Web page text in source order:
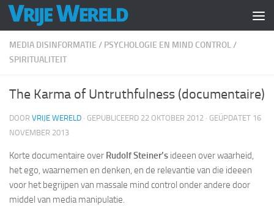
Doorgaan naar inhoud
MEDIA DISINFORMATIE / PSYCHOLOGIE EN MIND CONTROL/
SPIRITUALITEIT
The Karma of Untruthfulness (documentaire)
DOOR VRIJE WERELD · GEPUBLICEERD 22 OKTOBER 2012 · GEÜPDATET 16
NOVEMBER 2013
Korte documentaire over Rudolf Steiner’s ideeen over waarheid,
het ego, waarnemen en denken, en de relevantie van die ideeen
voor het begrijpen van massale mind control onder andere door
middel van media manipulatie.